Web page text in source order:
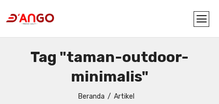
Tag "taman-outdoor-
minimalis"
Beranda Artikel